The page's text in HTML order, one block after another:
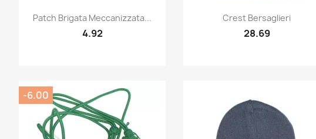
Quick view
Patch Brigata Meccanizzata...
4.92
Quick view
Crest Bersaglieri
28.69
-6.00